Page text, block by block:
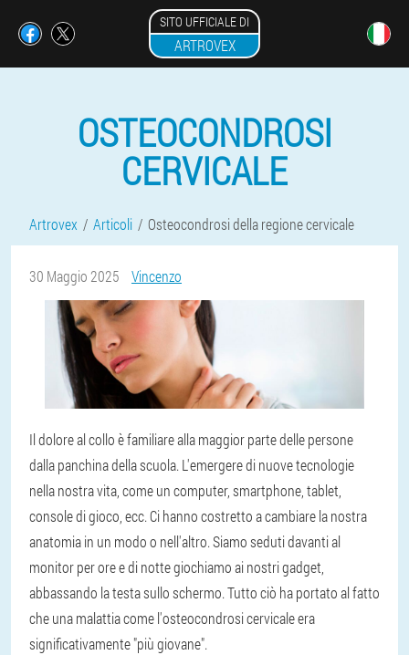
SITO UFFICIALE DI
ARTROVEX
OSTEOCONDROSI
CERVICALE
Artrovex Articoli Osteocondrosi della regione cervicale
30 Maggio 2025 Vincenzo
Il dolore al collo è familiare alla maggior parte delle persone
dalla panchina della scuola. L'emergere di nuove tecnologie
nella nostra vita, come un computer, smartphone, tablet,
console di gioco, ecc. Ci hanno costretto a cambiare la nostra
anatomia in un modo o nell'altro. Siamo seduti davanti al
monitor per ore e di notte giochiamo ai nostri gadget,
abbassando la testa sullo schermo. Tutto ciò ha portato al fatto
che una malattia come l'osteocondrosi cervicale era
significativamente "più giovane".